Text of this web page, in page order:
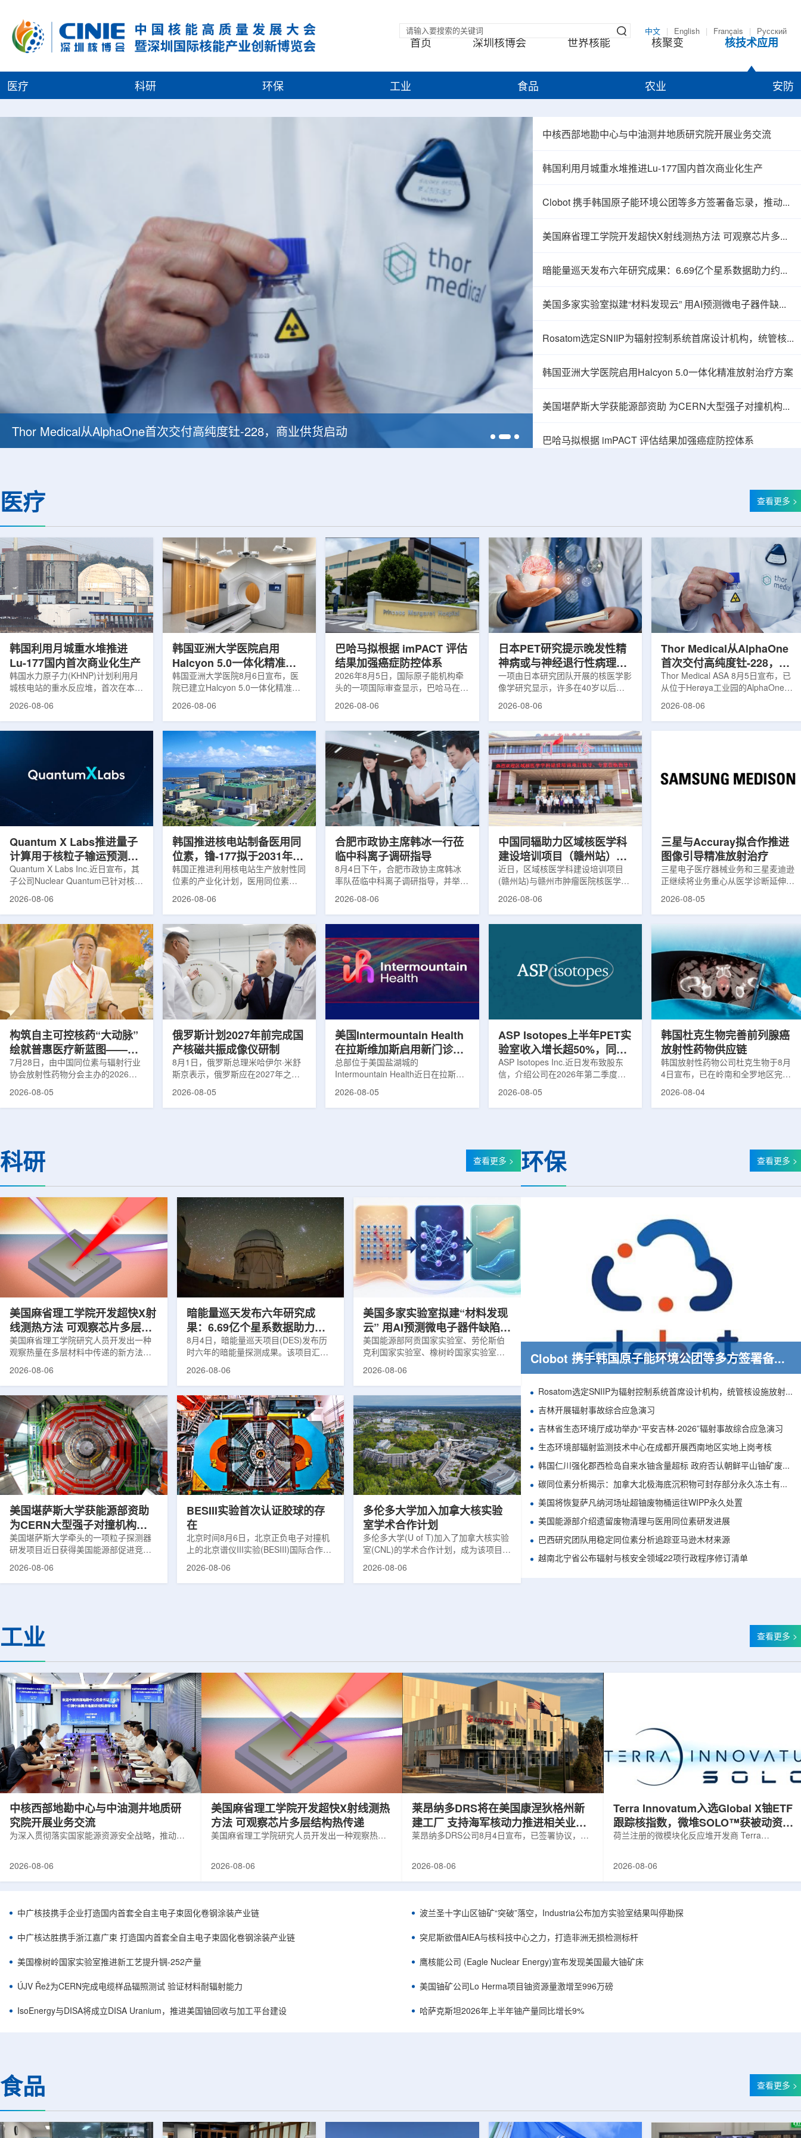
中文 English Français Русский
首页 深圳核博会 世界核能 核聚变 核技术应用
医疗 科研 环保 工业 食品 农业 安防
Thor Medical从AlphaOne首次交付高纯度钍-228，商业供货启动
中核西部地勘中心与中油测井地质研究院开展业务交流
韩国利用月城重水堆推进Lu-177国内首次商业化生产
Clobot 携手韩国原子能环境公团等多方签署备忘录，推动放射性废物安全管理多机型机器人示范
美国麻省理工学院开发超快X射线测热方法 可观察芯片多层结构热传递
暗能量巡天发布六年研究成果：6.69亿个星系数据助力约束宇宙加速膨胀
美国多家实验室拟建“材料发现云” 用AI预测微电子器件缺陷影响
Rosatom选定SNIIP为辐射控制系统首席设计机构，统管核设施放射仪表标准化与进口替代保障
韩国亚洲大学医院启用Halcyon 5.0一体化精准放射治疗方案
美国堪萨斯大学获能源部资助 为CERN大型强子对撞机构建新一代探测器
巴哈马拟根据 imPACT 评估结果加强癌症防控体系
医疗 查看更多 >
韩国利用月城重水堆推进
Lu-177国内首次商业化生产
韩国水力原子力(KHNP)计划利用月
城核电站的重水反应堆，首次在本土
生产用于癌症治疗的放射性同位素
元化的供应链并缩短运输时间。此次
计划的首要目标是实现镥-177的商业
化生产，预计在2028年进行试生
产，并在2031年开始全面量产。之
后，韩国水力原子力还将扩大生产范
2026-08-06
韩国亚洲大学医院启用
Halcyon 5.0一体化精准放
射治疗方案
韩国亚洲大学医院8月6日宣布，医
院已建立Halcyon 5.0一体化精准放
射治疗解决方案，并开始全面用于患
实时运动管理整合到同一治疗流程
中，用于提升图像引导放射治疗的精
准度和安全性。此次实施方案以
Halcyon系统软件5.0版本为基础，集
成高分辨率锥形束CT成像系统
HyperSight、六自由度患者定位台
Dynamic Couch，以及表面引导放
射治疗系统IDENTIFY。亚洲大学医
2026-08-06
巴哈马拟根据 imPACT 评估
结果加强癌症防控体系
2026年8月5日，国际原子能机构牵
头的一项国际审查显示，巴哈马在加
强癌症治疗服务方面具备进一步提升
治疗效果提出了路线图。巴哈马拿骚
玛格丽特公主医院(图片：Pelow
Media/Adobe Stock)这项 imPACT
评估由国际原子能机构、世界卫生组
织/泛美卫生组织和国际癌症研究机
构共同开展，应巴哈马卫生与健康部
请求进行，重点评估该国癌症防控能
力和实际需求。6月9日至11日，专
2026-08-06
日本PET研究提示晚发性精
神病或与神经退行性病理相
关
一项由日本研究团队开展的核医学影
像学研究显示，许多在40岁以后首
次出现幻觉、妄想等精神病性症状的
常沉积。研究纳入37名晚发性精神
病患者和47名年龄匹配的健康对照
者。研究人员采用淀粉样蛋白PET示
踪剂^11C-PiB，以及tau蛋白PET示
踪剂^18F-florzolotau，对受试者大
脑中的β-淀粉样蛋白和tau蛋白积累
情况进行评估。结果显示，晚发性精
2026-08-06
Thor Medical从AlphaOne
首次交付高纯度钍-228，商
业供货启动
Thor Medical ASA 8月5日宣布，已
从位于Herøya工业园的AlphaOne生
产设施完成首批高纯度钍-228(Th-
工业规模制造的开始，首批客户交付
表明公司已完成从产能建设到利用首
2026-08-06
Quantum X Labs推进量子
计算用于核粒子输运预测模
拟
Quantum X Labs Inc.近日宣布，其
子公司Nuclear Quantum已针对核工
业计算模拟中的一项瓶颈提出新方
算密集型场景。据介绍，传统粒子输
运模拟在核医学系统设计中具有重要
作用，但往往需要大量计算资源，并
伴随较长运行时间，影响研发和优化
效率。Nuclear Quantum此次提出的
技术，旨在把物理输运模型转化为量
子电路，使粒子传播和随机游走动力
学能够直接在量子计算框架中表示和
2026-08-06
韩国推进核电站制备医用同
位素，镥-177拟于2031年商
业化生产
韩国正推进利用核电站生产放射性同
位素的产业化计划，医用同位素
镥-177(Lu-177)被列为首个商业化目
产，后续还可能将产品范围扩大至
钴-60、氚-3和氦-3等同位素。Lu-
177是当前全球放射性药物市场中应
用较广的治疗性放射性同位素，可用
于前列腺癌、神经内分泌肿瘤等疾病
相关放射性药物。此前，韩国所需
Lu-177完全依赖进口。由于其半衰
期约为6.6天，从生产、运输到药物
2026-08-06
合肥市政协主席韩冰一行莅
临中科离子调研指导
8月4日下午，合肥市政协主席韩冰
率队莅临中科离子调研指导，并举行
座谈交流。市人大常委会副主任雍凤
中国科学院合肥物质科学研究院副院
长宋云涛，中科离子董事长刘璐，总
经理陈永华，副总经理丁开忠、李
俊、光若怀陪同。韩冰一行详细了解
中科离子产业布局、经营情况，重点
围绕核医疗及高端装备关键技术突
2026-08-06
中国同辐助力区域核医学科
建设培训项目（赣州站）与
赣州市肿瘤医院核医学诊疗
高质量建设项目同步启动
近日，区域核医学科建设培训项目
(赣州站)与赣州市肿瘤医院核医学诊
疗高质量建设项目在赣州市肿瘤医院
任杨传盛主持。赣州市卫生健康委员
会副主任傅伟、中华医学会核医学分
会主任委员汪静、赣州市肿瘤医院党
2026-08-06
三星与Accuray拟合作推进
图像引导精准放射治疗
三星电子医疗器械业务和三星麦迪逊
正继续将业务重心从医学诊断延伸至
治疗领域。8月5日，三星HME美国
书，双方计划围绕基于容积成像的精
准放射治疗解决方案开展合作探讨。
根据意向书，双方拟研究将三星移动
CT扫描仪BodyTom与Accuray机器
人放射外科平台CyberKnife相结合。
该合作方向旨在把高分辨率三维成像
能力与图像引导机器人放射外科技术
连接起来，使医务人员能够更准确地
2026-08-05
构筑自主可控核药“大动脉”
绘就普惠医疗新蓝图——专
访中国同辐总工程师、中核
集团首席科学家刘蕴韬
7月28日，由中国同位素与辐射行业
协会放射性药物分会主办的2026年
放射性药物创新发展大会在山西省太
辐党委委员、总工程师、中核集团首
席科学家刘蕴韬接受记者专访时表
持续缩小城乡核医疗资源差距。同
时，以...
2026-08-05
俄罗斯计划2027年前完成国
产核磁共振成像仪研制
8月1日，俄罗斯总理米哈伊尔·米舒
斯京表示，俄罗斯应在2027年之前
完成国产核磁共振成像仪的研制工
核磁共振成像仪。该设备若按计划
完...
2026-08-05
美国Intermountain Health
在拉斯维加斯启用新门诊诊
所，配置PET/CT和直线加
速器
总部位于美国盐湖城的
Intermountain Health近日在拉斯维
加斯西南部启用一座新的门诊诊所。
了此前分布在拉斯维加斯谷多个地点
疗服务。根据介绍，诊所服务范围包
括成人及...
2026-08-05
ASP Isotopes上半年PET实
验室收入增长超50%，同位
素浓缩设施推进商业生产
ASP Isotopes Inc.近日发布致股东
信，介绍公司在2026年第二季度财
务业绩公布前各业务板块的运营进
相关业务通常与放射性药物制备、分
子影像和核医学诊断应用密切相关。
入商业生产前的最后阶段，预计将在
2026年下半年交...
2026-08-05
韩国杜克生物完善前列腺癌
放射性药物供应链
韩国放射性药物公司杜克生物于8月
4日宣布，已在岭南和全罗地区完成
前列腺癌诊断用放射性药物
均已纳入其供应范围。据韩国卫生福
利部国家癌症登记处数据，2023年
向治疗的日益普及，对前列腺癌治...
2026-08-04
科研 查看更多 >
美国麻省理工学院开发超快X射
线测热方法 可观察芯片多层结
构热传递
美国麻省理工学院研究人员开发出一种
观察热量在多层材料中传递的新方法，
于《自然通讯》。随着计算机芯片尺寸
不断缩小、功率密度持续提高，器件过
热正成为限制性能提升的重要因素。传
统热流测量方法在面对真实电子器件的
多层结构时存在局限，例如常用的时域
热反射法难以区分不同材料层中的热传
输情况，红外成像等方法也难以在微小
尺度上捕捉快速变化。为解决这一问
题...
2026-08-06
暗能量巡天发布六年研究成
果：6.69亿个星系数据助力约
束宇宙加速膨胀
8月4日，暗能量巡天项目(DES)发布历
时六年的暗能量探测成果。该项目汇总
6.69亿个星系、数千个星系团以及3000
多颗超新星的信息，用于研究宇宙加速
膨胀和宇宙结构演化。为了实现DES，
费米实验室制造了一台极其灵敏的5.7亿
像素数字相机DECam，并将其安装在位
于智利安第斯山脉的美国国家科学基金
会托洛洛山美洲际天文台的布兰科4米望
远镜上。(图片由Reidar Hahn/费米国家
加速...
2026-08-06
美国多家实验室拟建“材料发现
云” 用AI预测微电子器件缺陷影
响
美国能源部阿贡国家实验室、劳伦斯伯
克利国家实验室、橡树岭国家实验室和
智能框架，预测微小缺陷如何影响微电
子器件的性能和寿命。材料发现云可视
化图，这是一个基于物理学原理的人工
智能框架，它整合了实验数据、模拟和
高性能计算，用于预测微小缺陷如何影
响微电子器件的性能和寿命。(图片由
ChatGPT 提供。)微电子器件广泛用于
智能手机、笔记本电脑、安全通信和人
工...
2026-08-06
美国堪萨斯大学获能源部资助
为CERN大型强子对撞机构建
新一代探测器
美国堪萨斯大学牵头的一项粒子探测器
研发项目近日获得美国能源部促进竞争
性研究的既定计划(DOE EPSCoR)资
萨斯大学物理与天文系教授迈克尔·默里
和堪萨斯大学杰出教授克里斯托夫·罗永
2026-08-06
BESIII实验首次认证胶球的存
在
北京时间8月6日，北京正负电子对撞机
上的北京谱仪III实验(BESIII)国际合作组
在巴西举行的国际高能物理大会(ICHEP
互...
2026-08-06
多伦多大学加入加拿大核实验
室学术合作计划
多伦多大学(U of T)加入了加拿大核实验
室(CNL)的学术合作计划，成为该项目中
的第十家参与机构。这项举措旨在加强
2026-08-06
环保 查看更多 >
Clobot 携手韩国原子能环境公团等多方签署备忘录，推动放射性废物安全管理多机型机器人示范
Rosatom选定SNIIP为辐射控制系统首席设计机构，统管核设施放射仪表标准化与进口替代保障
吉林开展辐射事故综合应急演习
吉林省生态环境厅成功举办“平安吉林-2026”辐射事故综合应急演习
生态环境部辐射监测技术中心在成都开展西南地区实地上岗考核
韩国仁川强化郡西检岛自来水铀含量超标 政府否认朝鲜平山铀矿废水影响
碳同位素分析揭示：加拿大北极海底沉积物可封存部分永久冻土有机碳
美国将恢复萨凡纳河场址超铀废物桶运往WIPP永久处置
美国能源部介绍遗留废物清理与医用同位素研发进展
巴西研究团队用稳定同位素分析追踪亚马逊木材来源
越南北宁省公布辐射与核安全领域22项行政程序修订清单
工业 查看更多 >
中核西部地勘中心与中油测井地质研
究院开展业务交流
为深入贯彻落实国家能源资源安全战略，推动油
地质研究院，开展专项技术交流研讨。会上，中
内油气测井成套装备、井下探测、岩石物理实
验、智能测井解释、深井探测及多源地质数据解
析等成熟技术体系，并结合实战案例分享了含油
气盆地铀矿勘查经验。王乐力介绍了西部中...
2026-08-06
美国麻省理工学院开发超快X射线测热
方法 可观察芯片多层结构热传递
美国麻省理工学院研究人员开发出一种观察热量
寸不断缩小、功率密度持续提高，器件过热正成
在面对真实电子器件的多层结构时存在局限，例
如常用的时域热反射法难以区分不同材料层中的
热传输情况，红外成像等方法也难以在微小尺度
上捕捉快速变化。为解决这一问题...
2026-08-06
莱昂纳多DRS将在美国康涅狄格州新
建工厂 支持海军核动力推进相关业务
增长
莱昂纳多DRS公司8月4日宣布，已签署协议，将
并为公司在核能领域的后续增长提供空间和基础
尔德帕克里奇路120号，占地约14.1087万平方英
尺。工厂建成后，将整合目前分布在康涅狄格州
丹伯里和贝瑟尔三个地点的业务。该设施预计于
2027年初投入使用，若最终设计和租户装修工...
2026-08-06
Terra Innovatum入选Global X铀ETF
跟踪核指数，微堆SOLO™获被动资金
曝光
荷兰注册的微模块化反应堆开发商 Terra
Arca: URA，资管超50亿美元)的跟踪基准，本次
CEO Alessandro Petruzzi 称，这使被动/主题投
资者可通过指数直接触达其 SOLO™ 微堆故事，
与 Cameco、Kazatomprom、Centrus、Oklo、
NuScale、X-energy、三菱重...
2026-08-06
中广核技携手企业打造国内首套全自主电子束固化卷钢涂装产业链
中广核达胜携手浙江嘉广束 打造国内首套全自主电子束固化卷钢涂装产业链
美国橡树岭国家实验室推进新工艺提升锎-252产量
ÚJV Řež为CERN完成电缆样品辐照测试 验证材料耐辐射能力
IsoEnergy与DISA将成立DISA Uranium，推进美国铀回收与加工平台建设
波兰圣十字山区铀矿“突破”落空，Industria公布加方实验室结果叫停勘探
突尼斯欲借AIEA与核科技中心之力，打造非洲无损检测标杆
鹰核能公司 (Eagle Nuclear Energy)宣布发现美国最大铀矿床
美国铀矿公司Lo Herma项目铀资源量激增至996万磅
哈萨克斯坦2026年上半年铀产量同比增长9%
食品 查看更多 >